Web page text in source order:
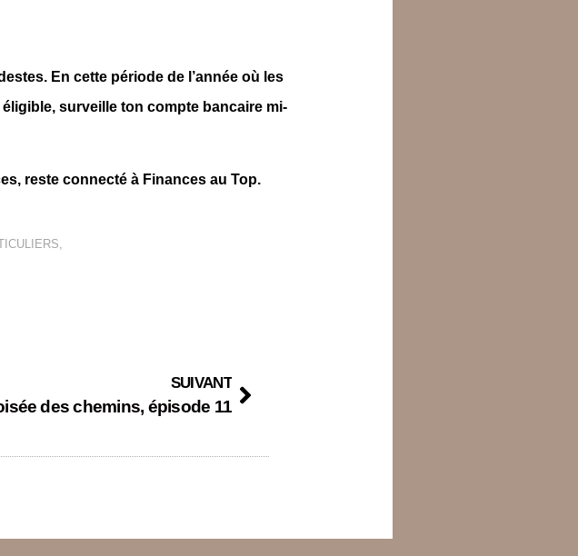
En cette période de l’année où les
surveille ton compte bancaire mi-
reste connecté à Finances au Top.
SUIVANT
des chemins, épisode 11